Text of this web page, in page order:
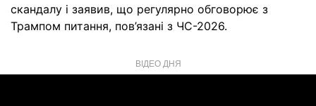
скандалу і заявив, що регулярно обговорює з
Трампом питання, пов’язані з ЧС-2026.
ВІДЕО ДНЯ